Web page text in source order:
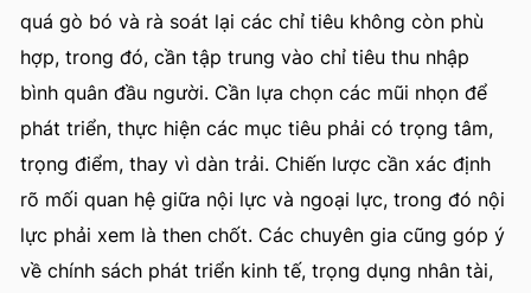
quá gò bó và rà soát lại các chỉ tiêu không còn phù
hợp, trong đó, cần tập trung vào chỉ tiêu thu nhập
bình quân đầu người. Cần lựa chọn các mũi nhọn để
phát triển, thực hiện các mục tiêu phải có trọng tâm,
trọng điểm, thay vì dàn trải. Chiến lược cần xác định
rõ mối quan hệ giữa nội lực và ngoại lực, trong đó nội
lực phải xem là then chốt. Các chuyên gia cũng góp ý
về chính sách phát triển kinh tế, trọng dụng nhân tài,